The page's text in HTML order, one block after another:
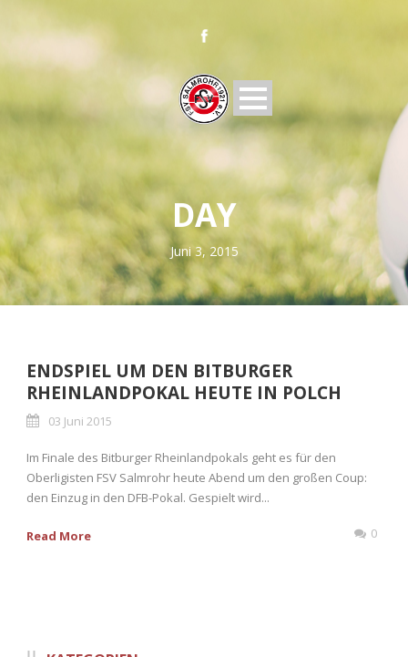
DAY
Juni 3, 2015
ENDSPIEL UM DEN BITBURGER
RHEINLANDPOKAL HEUTE IN POLCH
03 Juni 2015
Im Finale des Bitburger Rheinlandpokals geht es für den
Oberligisten FSV Salmrohr heute Abend um den großen Coup:
den Einzug in den DFB-Pokal. Gespielt wird...
Read More 0